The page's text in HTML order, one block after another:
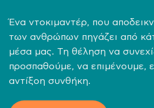
Ένα ντοκιμαντέρ, που
των ανθρώπων πηγάζει από
μέσα μας. Τη θέληση να
προσπαθούμε, να επιμένουμε,
αντίξοη συνθήκη.